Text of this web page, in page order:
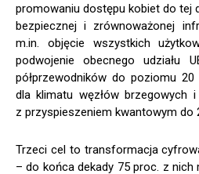
promowaniu dostępu kobiet do tej
bezpiecznej i zrównoważonej
m.in. objęcie wszystkich
podwojenie obecnego udziału
półprzewodników do poziomu
dla klimatu węzłów brzegowych
z przyspieszeniem kwantowym do
Trzeci cel to transformacja
– do końca dekady 75 proc. z